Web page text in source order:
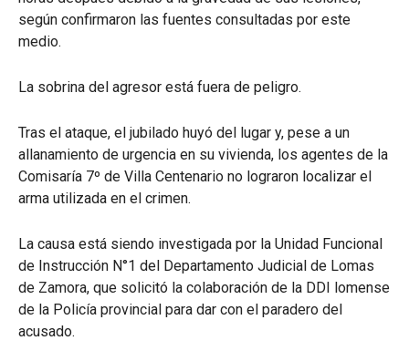
según confirmaron las fuentes consultadas por este
medio.
La sobrina del agresor está fuera de peligro.
Tras el ataque, el jubilado huyó del lugar y, pese a un
allanamiento de urgencia en su vivienda, los agentes de la
Comisaría 7º de Villa Centenario no lograron localizar el
arma utilizada en el crimen.
La causa está siendo investigada por la Unidad Funcional
de Instrucción N°1 del Departamento Judicial de Lomas
de Zamora, que solicitó la colaboración de la DDI lomense
de la Policía provincial para dar con el paradero del
acusado.